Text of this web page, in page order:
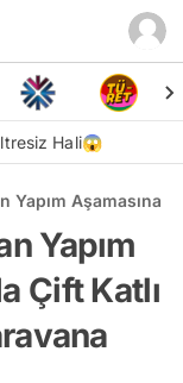
Hali😱
Yapım Aşamasına
Yapım
Çift Katlı